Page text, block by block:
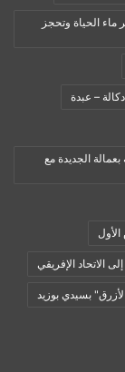
ماء الحياة وتحجز
– عبدة
الإقليمية بعمالة الجديدة مع
الاتحاد الإفريقي
بسيدي بوزيد